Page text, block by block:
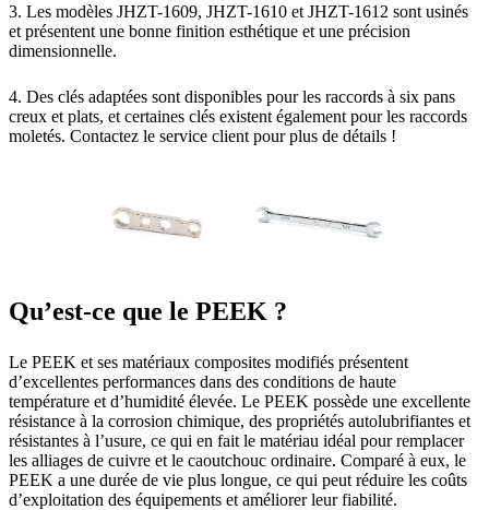
3. Les modèles JHZT-1609, JHZT-1610 et JHZT-1612 sont usinés
et présentent une bonne finition esthétique et une précision
dimensionnelle.
4. Des clés adaptées sont disponibles pour les raccords à six pans
creux et plats, et certaines clés existent également pour les raccords
moletés. Contactez le service client pour plus de détails !
Qu’est-ce que le PEEK ?
Le PEEK et ses matériaux composites modifiés présentent
d’excellentes performances dans des conditions de haute
température et d’humidité élevée. Le PEEK possède une excellente
résistance à la corrosion chimique, des propriétés autolubrifiantes et
résistantes à l’usure, ce qui en fait le matériau idéal pour remplacer
les alliages de cuivre et le caoutchouc ordinaire. Comparé à eux, le
PEEK a une durée de vie plus longue, ce qui peut réduire les coûts
d’exploitation des équipements et améliorer leur fiabilité.